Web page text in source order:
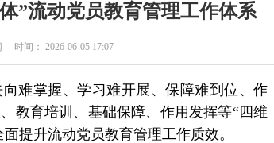
”流动党员教育管理工作体系
时间： 2026-06-05 17:07
难掌握、学习难开展、保障难到位、作
教育培训、基础保障、作用发挥等“四维
提升流动党员教育管理工作质效。